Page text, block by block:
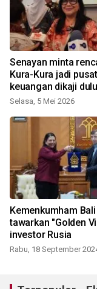
Senayan minta
Kura-Kura jadi pusat
keuangan dikaji dulu
Selasa, 5 Mei 2026
Kemenkumham Bali
tawarkan "Golden
investor Rusia
Rabu, 18 September